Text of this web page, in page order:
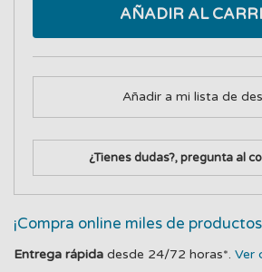
AÑADIR AL
Añadir a mi lista de
¿Tienes dudas?, pregunta al
¡Compra online miles de
Entrega rápida desde 24/72 horas*. Ver